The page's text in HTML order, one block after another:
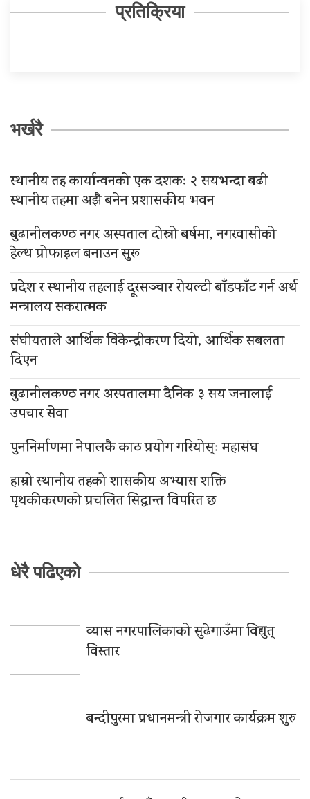
प्रतिक्रिया
भर्खरै
स्थानीय तह कार्यान्वनको एक दशकः २ सयभन्दा बढी
स्थानीय तहमा अझै बनेन प्रशासकीय भवन
बुढानीलकण्ठ नगर अस्पताल दोस्रो बर्षमा, नगरवासीको
हेल्थ प्रोफाइल बनाउन सुरू
प्रदेश र स्थानीय तहलाई दूरसञ्चार रोयल्टी बाँडफाँट गर्न अर्थ
मन्त्रालय सकरात्मक
संघीयताले आर्थिक विकेन्द्रीकरण दियो, आर्थिक सबलता
दिएन
बुढानीलकण्ठ नगर अस्पतालमा दैनिक ३ सय जनालाई
उपचार सेवा
पुननिर्माणमा नेपालकै काठ प्रयोग गरियोस्ः महासंघ
हाम्रो स्थानीय तहको शासकीय अभ्यास शक्ति
पृथकीकरणको प्रचलित सिद्धान्त विपरित छ
धेरै पढिएको
व्यास नगरपालिकाको सुढेगाउँमा विद्युत्
विस्तार
बन्दीपुरमा प्रधानमन्त्री रोजगार कार्यक्रम शुरु